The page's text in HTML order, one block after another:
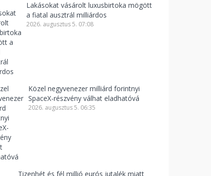
Lakásokat vásárolt luxusbirtoka mögött
a fiatal ausztrál milliárdos
2026. augusztus 5. 07:08
Közel negyvenezer milliárd forintnyi
SpaceX-részvény válhat eladhatóvá
2026. augusztus 5. 06:35
Tizenhét és fél millió eurós jutalék miatt